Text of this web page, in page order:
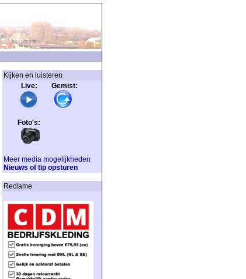
Kijken en luisteren
Live: Gemist:
Foto's:
Meer media mogelijkheden
Nieuws of tip opsturen
Reclame